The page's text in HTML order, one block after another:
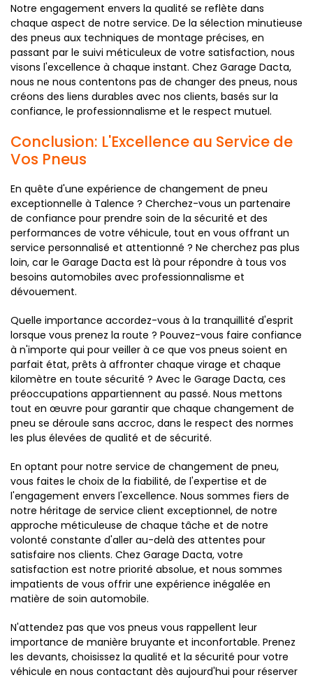
Notre engagement envers la qualité se reflète dans
chaque aspect de notre service. De la sélection minutieuse
des pneus aux techniques de montage précises, en
passant par le suivi méticuleux de votre satisfaction, nous
visons l'excellence à chaque instant. Chez Garage Dacta,
nous ne nous contentons pas de changer des pneus, nous
créons des liens durables avec nos clients, basés sur la
confiance, le professionnalisme et le respect mutuel.
Conclusion: L'Excellence au Service de
Vos Pneus
En quête d'une expérience de changement de pneu
exceptionnelle à Talence ? Cherchez-vous un partenaire
de confiance pour prendre soin de la sécurité et des
performances de votre véhicule, tout en vous offrant un
service personnalisé et attentionné ? Ne cherchez pas plus
loin, car le Garage Dacta est là pour répondre à tous vos
besoins automobiles avec professionnalisme et
dévouement.
Quelle importance accordez-vous à la tranquillité d'esprit
lorsque vous prenez la route ? Pouvez-vous faire confiance
à n'importe qui pour veiller à ce que vos pneus soient en
parfait état, prêts à affronter chaque virage et chaque
kilomètre en toute sécurité ? Avec le Garage Dacta, ces
préoccupations appartiennent au passé. Nous mettons
tout en œuvre pour garantir que chaque changement de
pneu se déroule sans accroc, dans le respect des normes
les plus élevées de qualité et de sécurité.
En optant pour notre service de changement de pneu,
vous faites le choix de la fiabilité, de l'expertise et de
l'engagement envers l'excellence. Nous sommes fiers de
notre héritage de service client exceptionnel, de notre
approche méticuleuse de chaque tâche et de notre
volonté constante d'aller au-delà des attentes pour
satisfaire nos clients. Chez Garage Dacta, votre
satisfaction est notre priorité absolue, et nous sommes
impatients de vous offrir une expérience inégalée en
matière de soin automobile.
N'attendez pas que vos pneus vous rappellent leur
importance de manière bruyante et inconfortable. Prenez
les devants, choisissez la qualité et la sécurité pour votre
véhicule en nous contactant dès aujourd'hui pour réserver